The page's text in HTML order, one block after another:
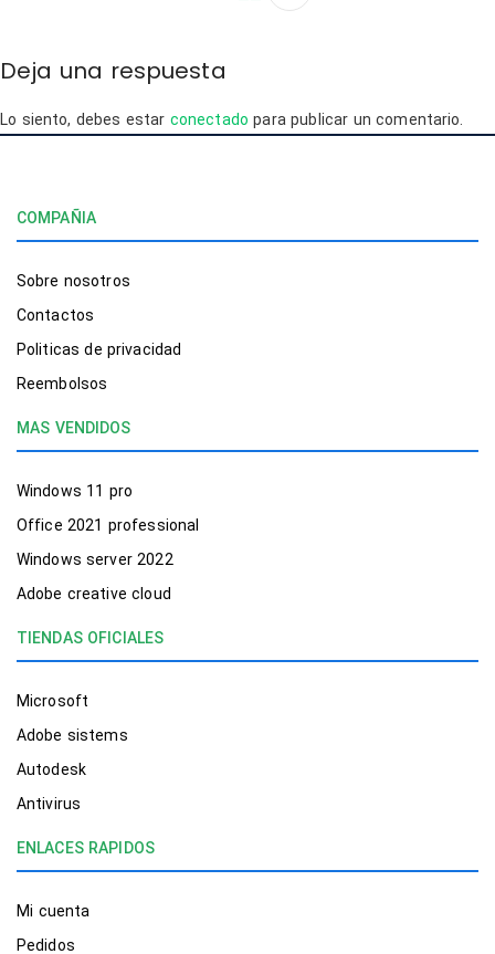
Deja una respuesta
Lo siento, debes estar conectado para publicar un comentario.
COMPAÑIA
Sobre nosotros
Contactos
Politicas de privacidad
Reembolsos
MAS VENDIDOS
Windows 11 pro
Office 2021 professional
Windows server 2022
Adobe creative cloud
TIENDAS OFICIALES
Microsoft
Adobe sistems
Autodesk
Antivirus
ENLACES RAPIDOS
Mi cuenta
Pedidos